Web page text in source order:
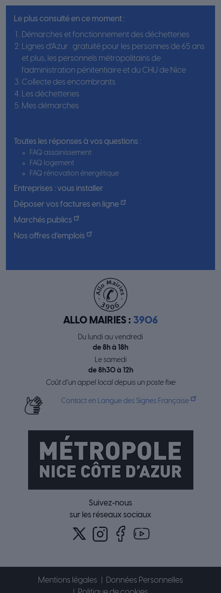
Le plus consulté en ce moment :
Démarches et fonctionnement des déchetteries
Lignes d’Azur : gratuité pour les personnes de 65 ans
et plus, les personnels métropolitains de
l’administration pénitentiaire et du CHU de Nice
Collecte des encombrants
Les déchetteries
Mes démarches
Toutes les réponses à vos questions :
FAQ assainissement
FAQ logement
FAQ rénovation énergétique
Entreprises : vous installer
Déposer vos factures en ligne
Marchés publics
Nos offres d’emplois
ALLO MAIRIES : 3906
Du lundi au vendredi
de 8h à 18h
Le samedi
de 8h30 à 12h
Coût d’un appel local depuis un poste fixe
Contact en Langue des Signes Française
Suivez-nous
sur les réseaux sociaux
Mentions légales
Données Personnelles